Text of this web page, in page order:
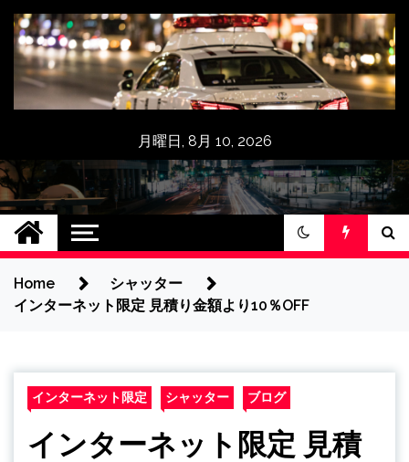
月曜日, 8月 10, 2026
京浜シャツター,三
和シャッター工業
品質直接施工：神奈
点検無料クーポン券,インターネット限
定10％OFF,修理,メンテナンス,シャッタ
ー車庫,交換,入替,取付,新設,アフターサ
ービス
Home
シャッター
インターネット限定 見積り金額より10％OFF
インターネット限定 シャッター ブログ
インターネット限定 見積